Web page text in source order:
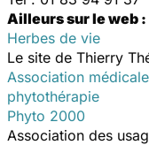
Ailleurs sur le web :
Herbes de vie
Le site de Thierry
Association
phytothérapie
Phyto 2000
Association des